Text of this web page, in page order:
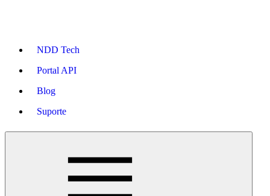
NDD Tech
Portal API
Blog
Suporte